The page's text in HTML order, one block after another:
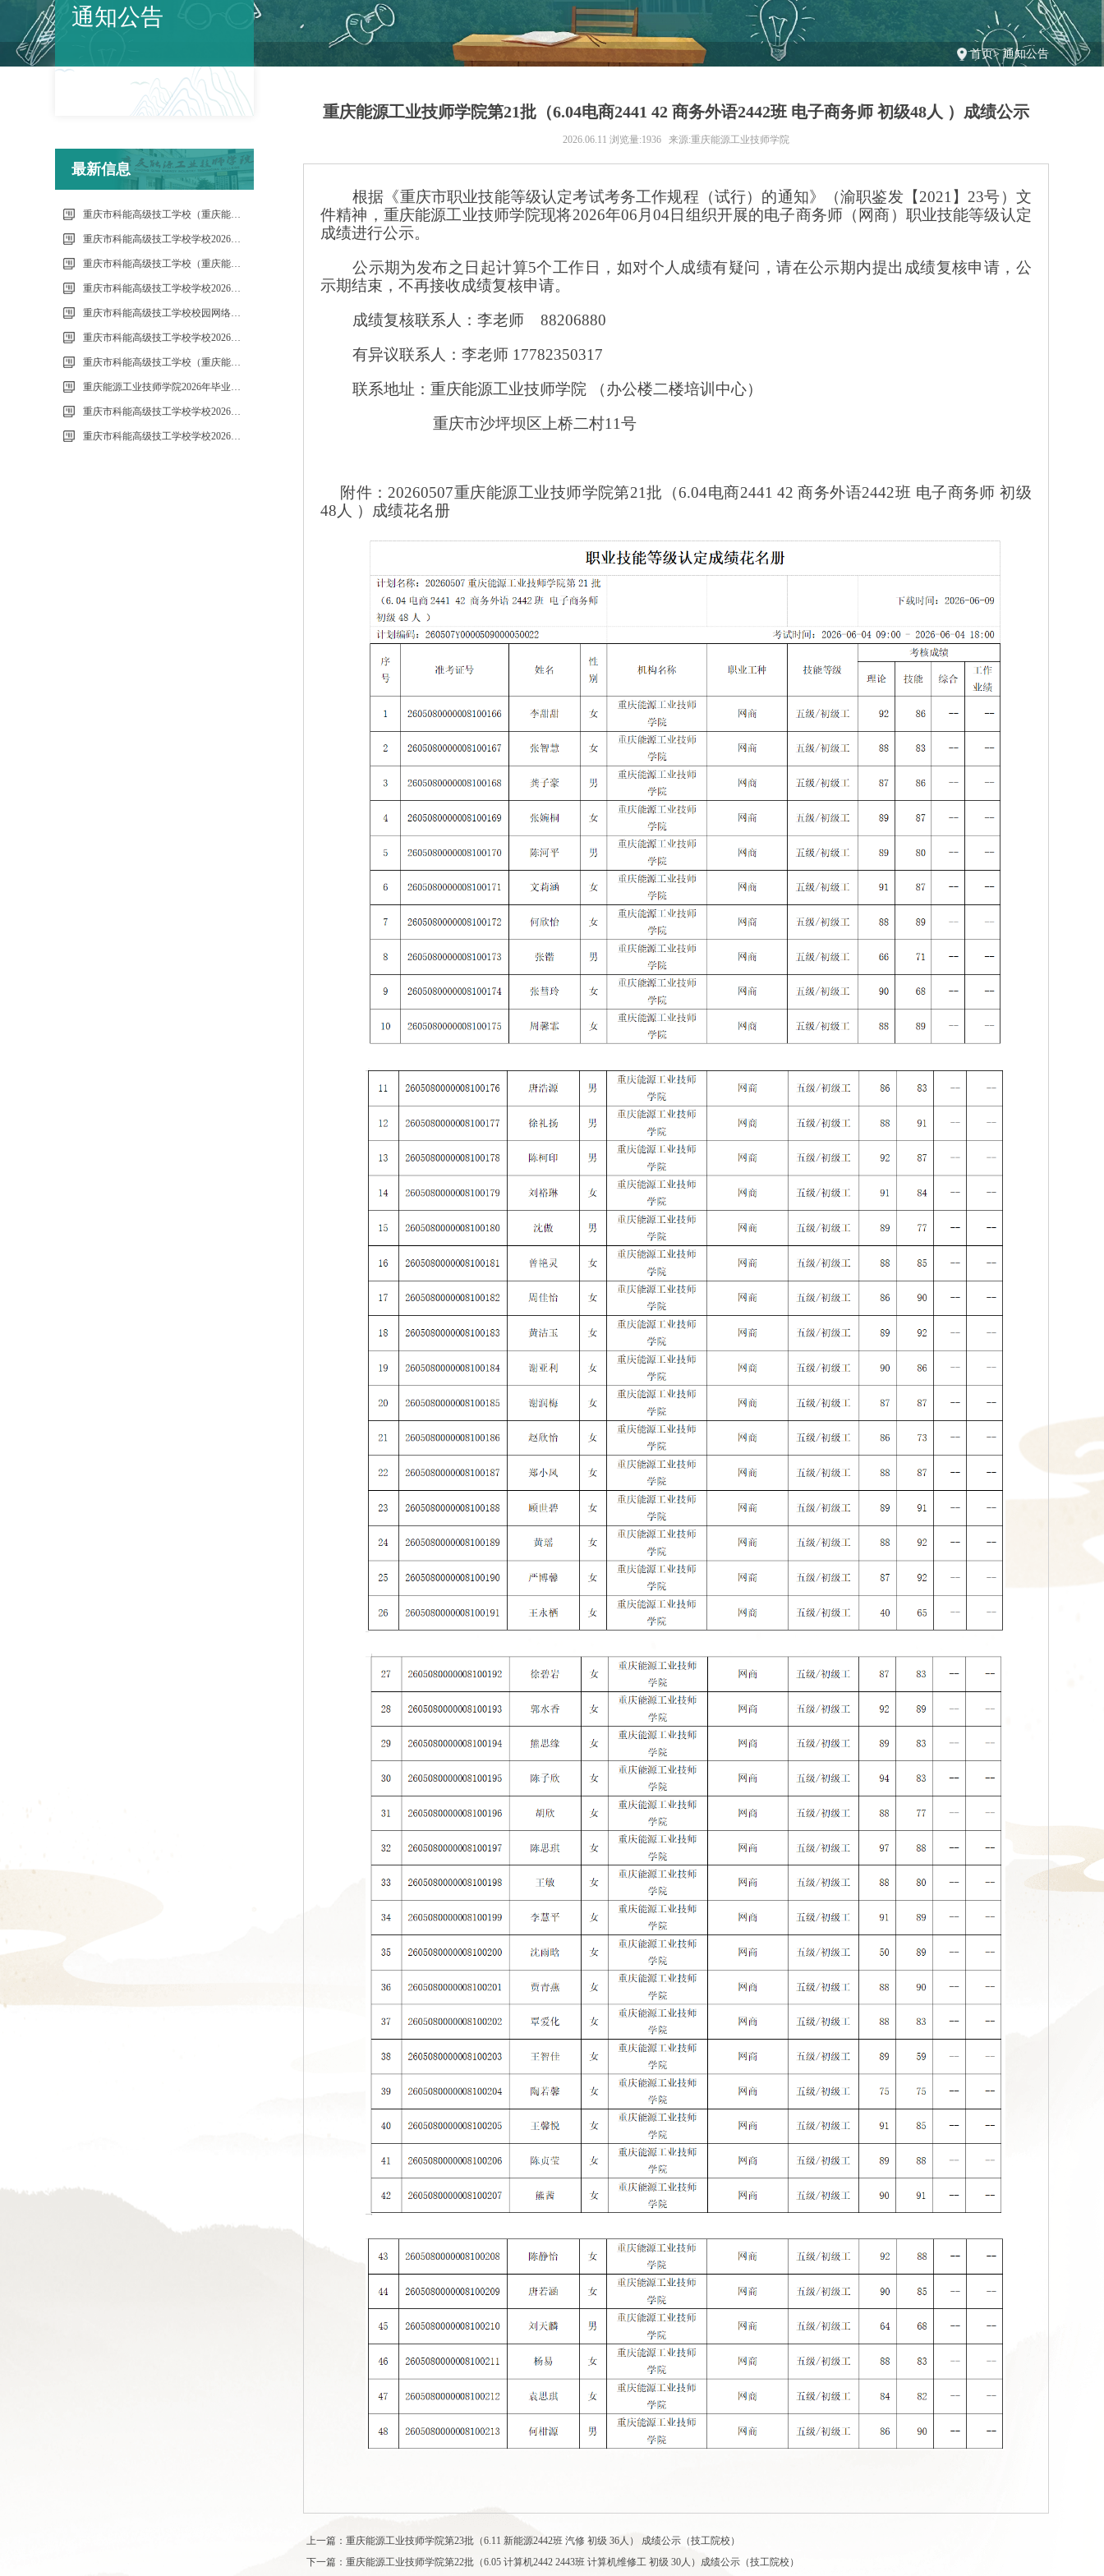
首页>通知公告
通知公告
最新信息
重庆能源工业技师学院第21批（6.04电商2441 42 商务外语2442班 电子商务师 初级48人 ）成绩公示
2026.06.11 浏览量:1936 来源:重庆能源工业技师学院
根据《重庆市职业技能等级认定考试考务工作规程（试行）的通知》（渝职鉴发【2021】23号）文
件精神 ，重庆能源工业技师学院现将2026年06月04日组织开展的电子商务师（网商）职业技能等级认定
成绩进行公示。
公示期为发布之日起计算5个工作日，如对个人成绩有疑问，请在公示期内提出成绩复核申请，公
示期结束，不再接收成绩复核申请。
成绩复核联系人：李老师
88206880
有异议联系人：李老师 17782350317
联系地址：重庆能源工业技师学院
（办公楼二楼培训中心）
重庆市沙坪坝区上桥二村11号
附件： 20260507重庆能源工业技师学院第21批（6.04电商2441 42 商务外语2442班 电子商务师 初级
48人 ）成绩花名册
上一篇：重庆能源工业技师学院第23批（6.11 新能源2442班 汽修 初级 36人） 成绩公示（技工院校）
下一篇：重庆能源工业技师学院第22批（6.05 计算机2442 2443班 计算机维修工 初级 30人）成绩公示（技工院校）